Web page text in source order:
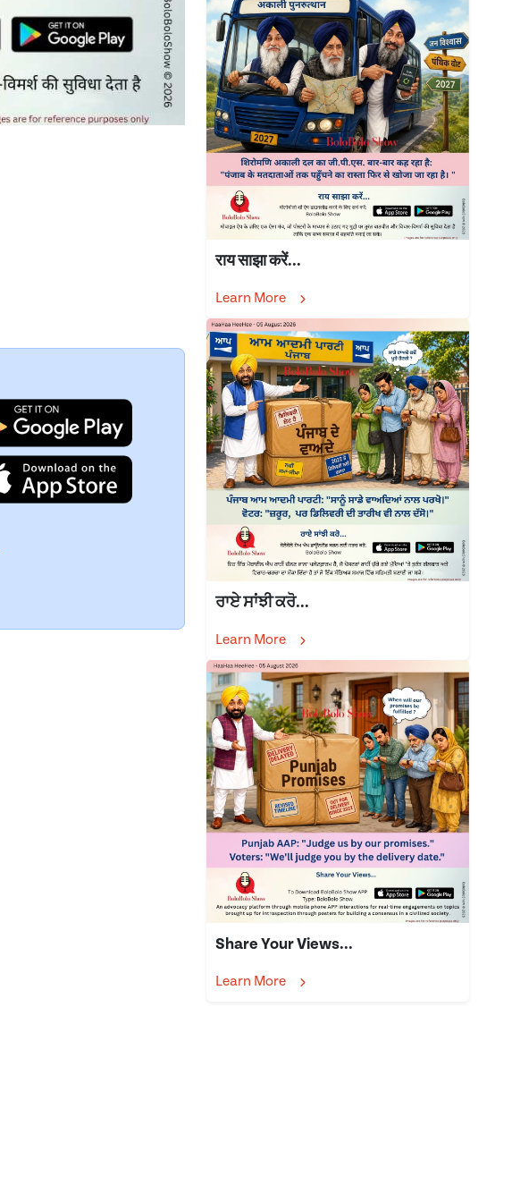
राय साझा करें...
Learn More
ਰਾਏ ਸਾਂਝੀ ਕਰੋ...
Learn More
Share Your Views...
Learn More